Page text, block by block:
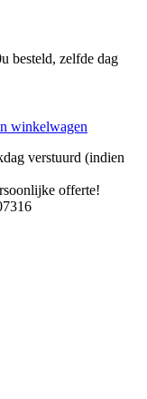
besteld, zelfde dag
winkelwagen
verstuurd (indien
offerte!